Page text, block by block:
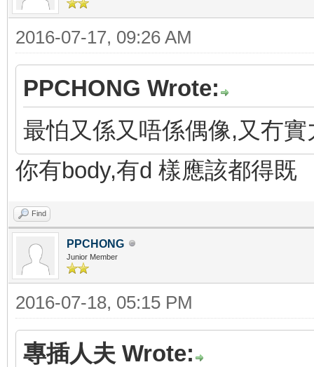
2016-07-17, 09:26 AM
PPCHONG Wrote:
最怕又係又唔係偶像,又冇實
你有body,有d 樣應該都得既
Find
PPCHONG
Junior Member
2016-07-18, 05:15 PM
專插人夫 Wrote: